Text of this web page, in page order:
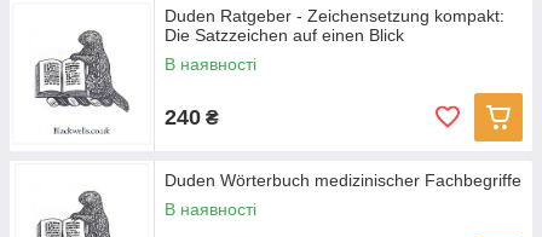
Duden Ratgeber - Zeichensetzung kompakt:
Die Satzzeichen auf einen Blick
В наявності
240 ₴
Duden Wörterbuch medizinischer Fachbegriffe
В наявності